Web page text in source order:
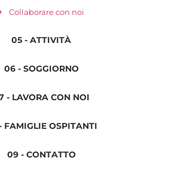
Collaborare con noi
05 - ATTIVITÀ
06 - SOGGIORNO
- LAVORA CON NOI
FAMIGLIE OSPITANTI
09 - CONTATTO